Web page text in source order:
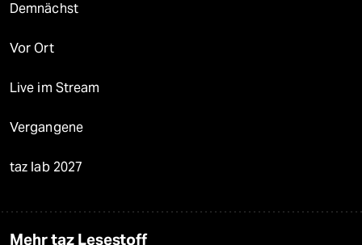
Demnächst
Vor Ort
Live im Stream
Vergangene
taz lab 2027
Mehr taz Lesestoff